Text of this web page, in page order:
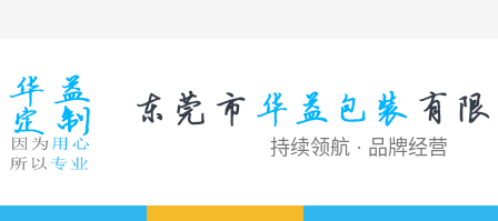
持续领航 · 品牌经营